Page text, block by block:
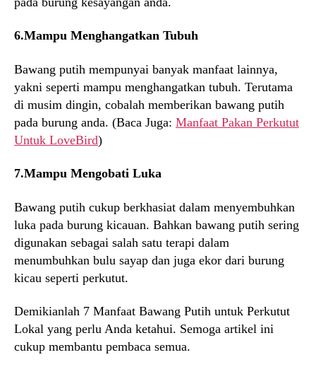
6.Mampu Menghangatkan Tubuh
Bawang putih mempunyai banyak manfaat lainnya,
yakni seperti mampu menghangatkan tubuh. Terutama
di musim dingin, cobalah memberikan bawang putih
pada burung anda. (Baca Juga: Manfaat Pakan Perkutut
Untuk LoveBird)
7.Mampu Mengobati Luka
Bawang putih cukup berkhasiat dalam menyembuhkan
luka pada burung kicauan. Bahkan bawang putih sering
digunakan sebagai salah satu terapi dalam
menumbuhkan bulu sayap dan juga ekor dari burung
kicau seperti perkutut.
Demikianlah 7 Manfaat Bawang Putih untuk Perkutut
Lokal yang perlu Anda ketahui. Semoga artikel ini
cukup membantu pembaca semua.